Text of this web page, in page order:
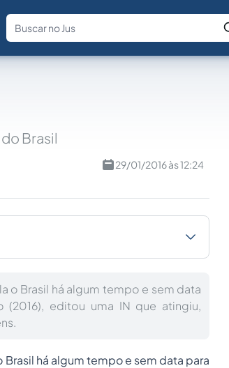
Fale com a IA Buscar no Jus
Brasil
29/01/2016 às 12:24
o Brasil há algum tempo e sem data
editou uma IN que atingiu,
há algum tempo e sem data para